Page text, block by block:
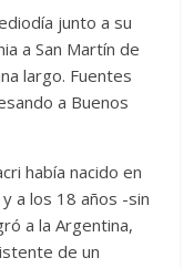
junto a su
a San Martín de
largo. Fuentes
a Buenos
había nacido en
a los 18 años -sin
a la Argentina,
de un